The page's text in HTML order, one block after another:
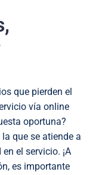
que pierden el
vía online
oportuna?
que se atiende a
el servicio. ¡A
es importante